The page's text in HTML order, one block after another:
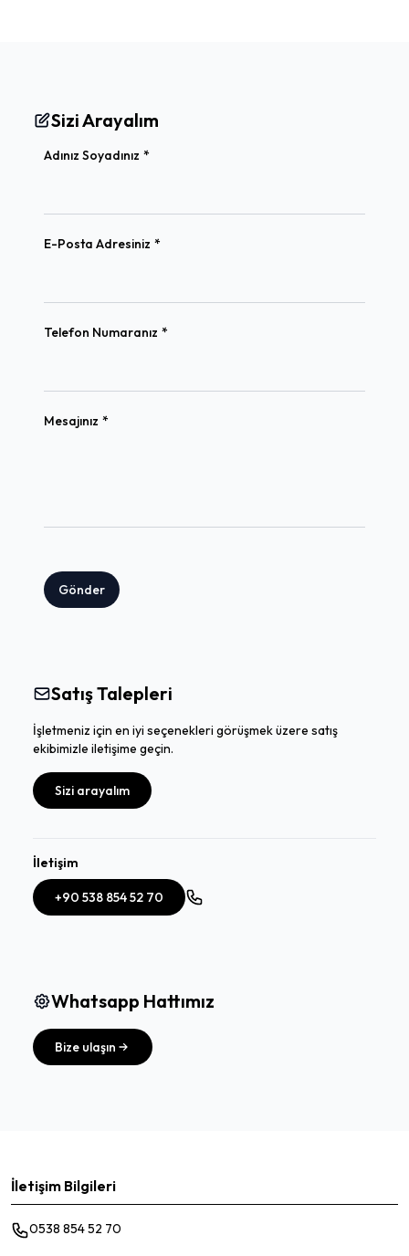
Sizi Arayalım
Adınız Soyadınız *
E-Posta Adresiniz *
Telefon Numaranız *
Mesajınız *
Gönder
Satış Talepleri
İşletmeniz için en iyi seçenekleri görüşmek üzere satış
ekibimizle iletişime geçin.
Sizi arayalım
İletişim
+90 538 854 52 70
Whatsapp Hattımız
Bize ulaşın
İletişim Bilgileri
0538 854 52 70